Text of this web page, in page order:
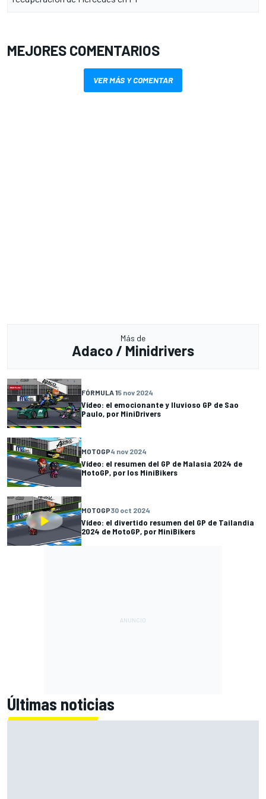
MEJORES COMENTARIOS
VER MÁS Y COMENTAR
Más de
Adaco / Minidrivers
FÓRMULA 15 nov 2024
Vídeo: el emocionante y lluvioso GP de Sao
Paulo, por MiniDrivers
MOTOGP4 nov 2024
Vídeo: el resumen del GP de Malasia 2024 de
MotoGP, por los MiniBikers
MOTOGP30 oct 2024
Vídeo: el divertido resumen del GP de Tailandia
2024 de MotoGP, por MiniBikers
Últimas noticias